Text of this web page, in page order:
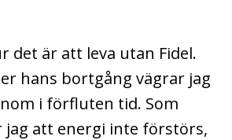
det är att leva utan Fidel.
hans bortgång vägrar jag
i förfluten tid. Som
att energi inte förstörs,